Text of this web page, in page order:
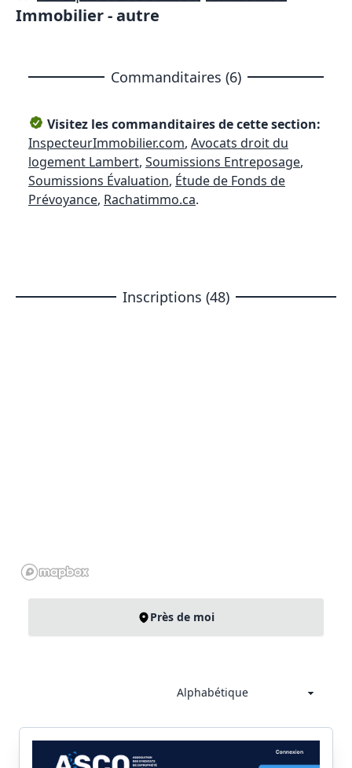
Immobilier - autre
Commanditaires (6)
Visitez les commanditaires de cette section:
InspecteurImmobilier.com, Avocats droit du
logement Lambert, Soumissions Entreposage,
Soumissions Évaluation, Étude de Fonds de
Prévoyance, Rachatimmo.ca.
Inscriptions (48)
Près de moi